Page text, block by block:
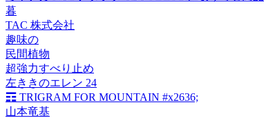
暮
TAC 株式会社
趣味の
民間植物
超強力すべり止め
左ききのエレン 24
☶ TRIGRAM FOR MOUNTAIN #x2636;
山本竜基